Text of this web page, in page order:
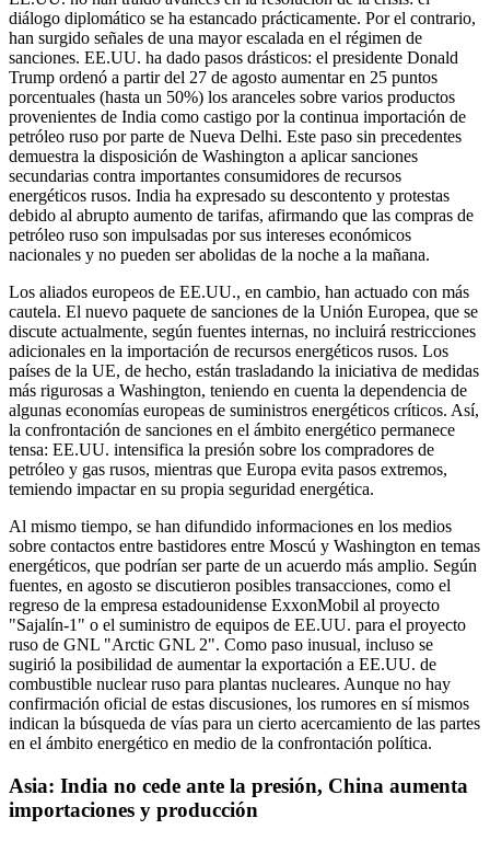
diálogo diplomático se ha estancado prácticamente. Por el contrario,
han surgido señales de una mayor escalada en el régimen de
sanciones. EE.UU. ha dado pasos drásticos: el presidente Donald
Trump ordenó a partir del 27 de agosto aumentar en 25 puntos
porcentuales (hasta un 50%) los aranceles sobre varios productos
provenientes de India como castigo por la continua importación de
petróleo ruso por parte de Nueva Delhi. Este paso sin precedentes
demuestra la disposición de Washington a aplicar sanciones
secundarias contra importantes consumidores de recursos
energéticos rusos. India ha expresado su descontento y protestas
debido al abrupto aumento de tarifas, afirmando que las compras de
petróleo ruso son impulsadas por sus intereses económicos
nacionales y no pueden ser abolidas de la noche a la mañana.
Los aliados europeos de EE.UU., en cambio, han actuado con más
cautela. El nuevo paquete de sanciones de la Unión Europea, que se
discute actualmente, según fuentes internas, no incluirá restricciones
adicionales en la importación de recursos energéticos rusos. Los
países de la UE, de hecho, están trasladando la iniciativa de medidas
más rigurosas a Washington, teniendo en cuenta la dependencia de
algunas economías europeas de suministros energéticos críticos. Así,
la confrontación de sanciones en el ámbito energético permanece
tensa: EE.UU. intensifica la presión sobre los compradores de
petróleo y gas rusos, mientras que Europa evita pasos extremos,
temiendo impactar en su propia seguridad energética.
Al mismo tiempo, se han difundido informaciones en los medios
sobre contactos entre bastidores entre Moscú y Washington en temas
energéticos, que podrían ser parte de un acuerdo más amplio. Según
fuentes, en agosto se discutieron posibles transacciones, como el
regreso de la empresa estadounidense ExxonMobil al proyecto
"Sajalín-1" o el suministro de equipos de EE.UU. para el proyecto
ruso de GNL "Arctic GNL 2". Como paso inusual, incluso se
sugirió la posibilidad de aumentar la exportación a EE.UU. de
combustible nuclear ruso para plantas nucleares. Aunque no hay
confirmación oficial de estas discusiones, los rumores en sí mismos
indican la búsqueda de vías para un cierto acercamiento de las partes
en el ámbito energético en medio de la confrontación política.
Asia: India no cede ante la presión, China aumenta
importaciones y producción